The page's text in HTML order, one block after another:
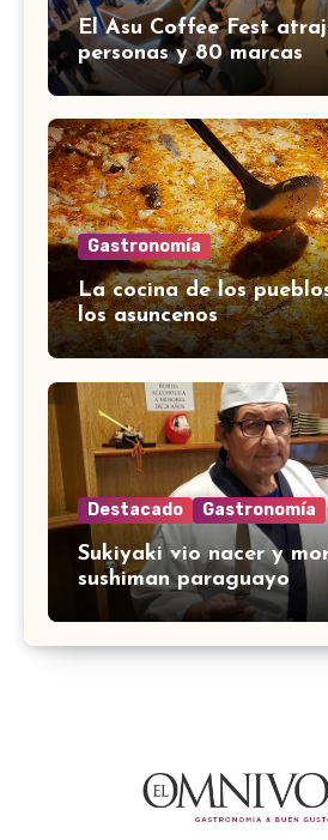
El Asu Coffee Fest
personas y 80 marcas
Gastronomía
La cocina de los
los asuncenos
Destacado Gastronomía
Sukiyaki vio nacer y
sushiman paraguayo